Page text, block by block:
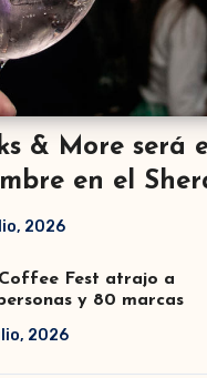
& More será
en el
2026
Fest atrajo a
y 80 marcas
2026